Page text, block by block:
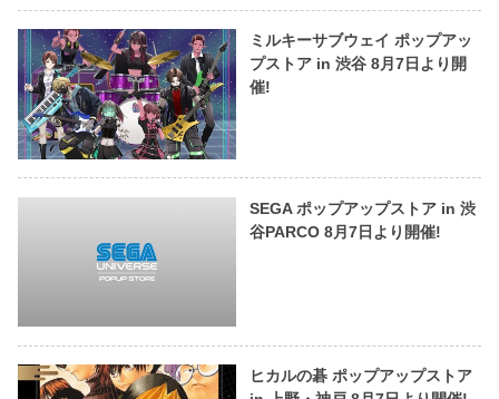
ミルキーサブウェイ ポップアッ
プストア in 渋谷 8月7日より開
催!
SEGA ポップアップストア in 渋
谷PARCO 8月7日より開催!
ヒカルの碁 ポップアップストア